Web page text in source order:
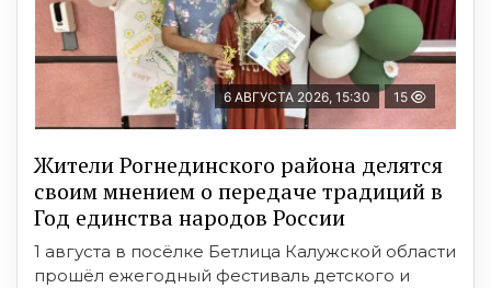
6 АВГУСТА 2026, 15:30 15
Жители Рогнединского района делятся
своим мнением о передаче традиций в
Год единства народов России
1 августа в посёлке Бетлица Калужской области
прошёл ежегодный фестиваль детского и